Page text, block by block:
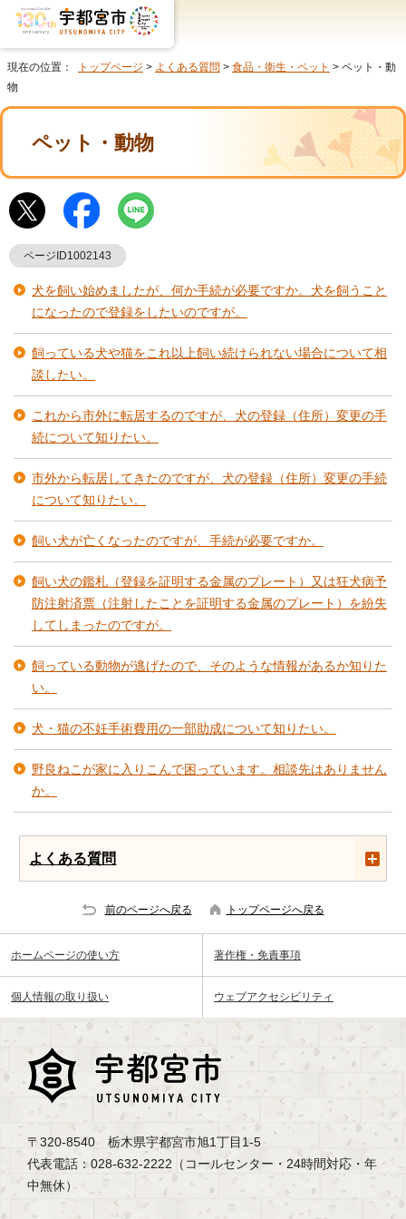
現在の位置： トップページ > よくある質問 > 食品・衛生・ペット > ペット・動
物
ペット・動物
ページID1002143
犬を飼い始めましたが、何か手続が必要ですか。犬を飼うこと
になったので登録をしたいのですが。
飼っている犬や猫をこれ以上飼い続けられない場合について相
談したい。
これから市外に転居するのですが、犬の登録（住所）変更の手
続について知りたい。
市外から転居してきたのですが、犬の登録（住所）変更の手続
について知りたい。
飼い犬が亡くなったのですが、手続が必要ですか。
飼い犬の鑑札（登録を証明する金属のプレート）又は狂犬病予
防注射済票（注射したことを証明する金属のプレート）を紛失
してしまったのですが。
飼っている動物が逃げたので、そのような情報があるか知りた
い。
犬・猫の不妊手術費用の一部助成について知りたい。
野良ねこが家に入りこんで困っています。相談先はありません
か。
よくある質問
前のページへ戻る トップページへ戻る
ホームページの使い方 著作権・免責事項
個人情報の取り扱い ウェブアクセシビリティ
〒320-8540 栃木県宇都宮市旭1丁目1-5
代表電話：028-632-2222（コールセンター・24時間対応・年
中無休）